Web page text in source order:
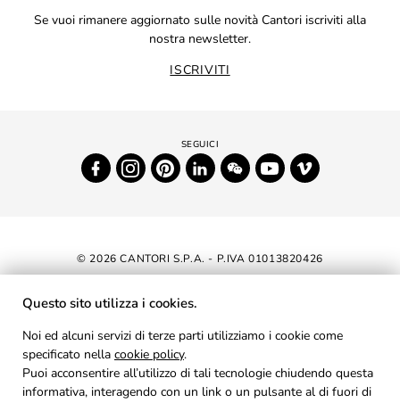
Se vuoi rimanere aggiornato sulle novità Cantori iscriviti alla
nostra newsletter.
ISCRIVITI
© 2026 CANTORI S.P.A. - P.IVA 01013820426
DICHIARAZIONE DI ACCESSIBILITÀ
AREA RISERVATA
PRIVACY
Questo sito utilizza i cookies.
Noi ed alcuni servizi di terze parti utilizziamo i cookie come
specificato nella cookie policy.
Puoi acconsentire all’utilizzo di tali tecnologie chiudendo questa
informativa, interagendo con un link o un pulsante al di fuori di